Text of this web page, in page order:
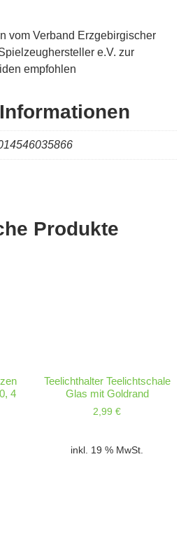
vom Verband Erzgebirgischer
e.V. zur
empfohlen
Produkte
4
Teelichthalter Teelichtschale
Glas mit Goldrand
2,99€
inkl. 19 % MwSt.